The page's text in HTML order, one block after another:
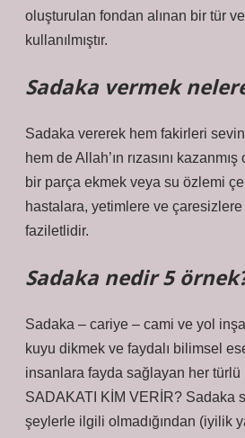
oluşturulan fondan alınan bir tür
kullanılmıştır.
Sadaka vermek
Sadaka vererek hem fakirleri
hem de Allah’ın rızasını
bir parça ekmek veya su özlemi
hastalara, yetimlere ve
faziletlidir.
Sadaka nedir 5
Sadaka – cariye – cami ve yol
kuyu dikmek ve faydalı bilimsel
insanlara fayda sağlayan her türlü
SADAKATI KİM VERİR? Sadaka
şeylerle ilgili olmadığından (iyilik